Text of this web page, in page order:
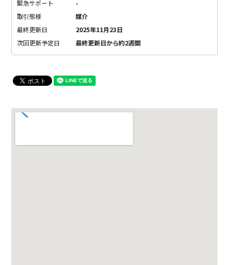
緊急サポート
-
取引態様
媒介
最終更新日
2025年11月23日
次回更新予定日
最終更新日から約2週間